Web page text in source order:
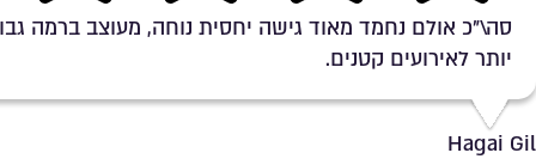
סה\"כ אולם נחמד מאוד גישה יחסית נוחה, מעוצב ברמה
יותר לאירועים קטנים.
Hagai Gil